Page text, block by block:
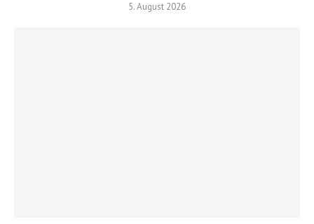
5. August 2026